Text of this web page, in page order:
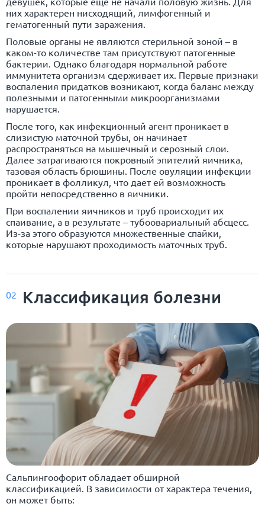
них характерен нисходящий, лимфогенный и
гематогенный пути заражения.
Половые органы не являются стерильной зоной – в
каком-то количестве там присутствуют патогенные
бактерии. Однако благодаря нормальной работе
иммунитета организм сдерживает их. Первые признаки
воспаления придатков возникают, когда баланс между
полезными и патогенными микроорганизмами
нарушается.
После того, как инфекционный агент проникает в
слизистую маточной трубы, он начинает
распространяться на мышечный и серозный слои.
Далее затрагиваются покровный эпителий яичника,
тазовая область брюшины. После овуляции инфекции
проникает в фолликул, что дает ей возможность
пройти непосредственно в яичники.
При воспалении яичников и труб происходит их
спаивание, а в результате – тубоовариальный абсцесс.
Из-за этого образуются множественные спайки,
которые нарушают проходимость маточных труб.
02 Классификация болезни
Сальпингоофорит обладает обширной
классификацией. В зависимости от характера течения,
он может быть: